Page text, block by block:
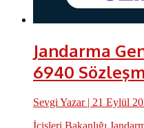
Jandarma
6940
Sevgi Yazar| 21 Eylül